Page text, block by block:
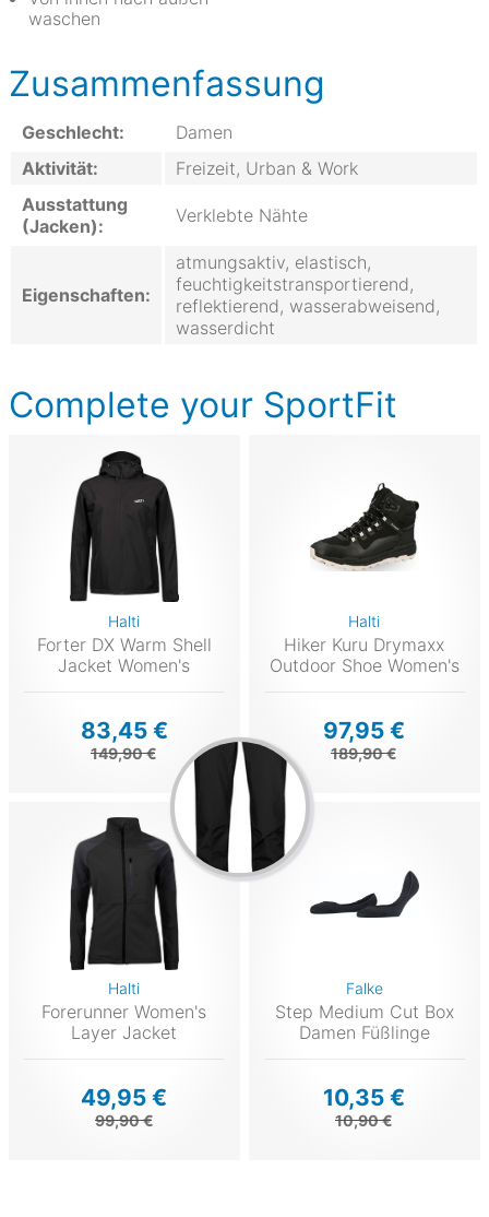
waschen
Zusammenfassung
Geschlecht:
Damen
Aktivität:
Freizeit, Urban & Work
Ausstattung
(Jacken):
Verklebte Nähte
Eigenschaften:
atmungsaktiv, elastisch,
feuchtigkeitstransportierend,
reflektierend, wasserabweisend,
wasserdicht
Complete your SportFit
Halti
Forter DX Warm Shell
Jacket Women's
83,45 €
149,90 €
Halti
Hiker Kuru Drymaxx
Outdoor Shoe Women's
97,95 €
189,90 €
Halti
Forerunner Women's
Layer Jacket
49,95 €
99,90 €
Falke
Step Medium Cut Box
Damen Füßlinge
10,35 €
10,90 €